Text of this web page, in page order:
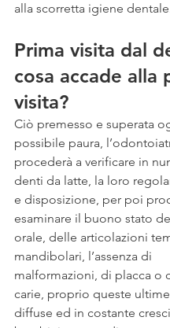
alla scorretta igiene
Prima visita dal
cosa accade alla
visita?
Ciò premesso e superata
possibile paura,
procederà a verificare in
denti da latte, la loro
e disposizione, per poi
esaminare il buono stato
orale, delle articolazioni
mandibolari, l’assenza di
malformazioni, di placca o
carie, proprio queste
diffuse ed in costante